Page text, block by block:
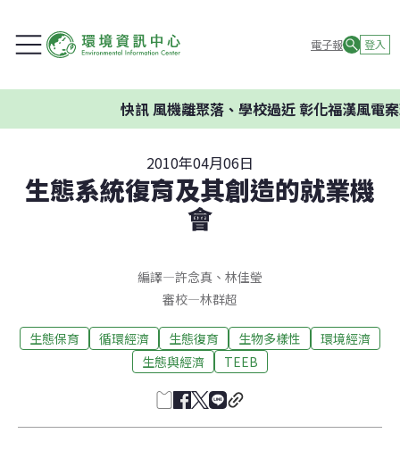
電子報 登入
風機離聚落、學校過近 彰化福漢風電案環委
2010年04月06日
生態系統復育及其創造的就業機
會
編譯—許念真 、 林佳瑩
審校—林群超
生態保育 循環經濟 生態復育 生物多樣性
環境經濟
生態與經濟
TEEB